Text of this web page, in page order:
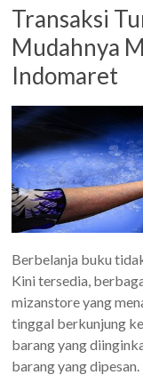
Transaksi
Mudahnya
Indomaret
Berbelanja buku
Kini tersedia,
mizanstore yang
tinggal berkunjung
barang yang
barang yang dipesan.